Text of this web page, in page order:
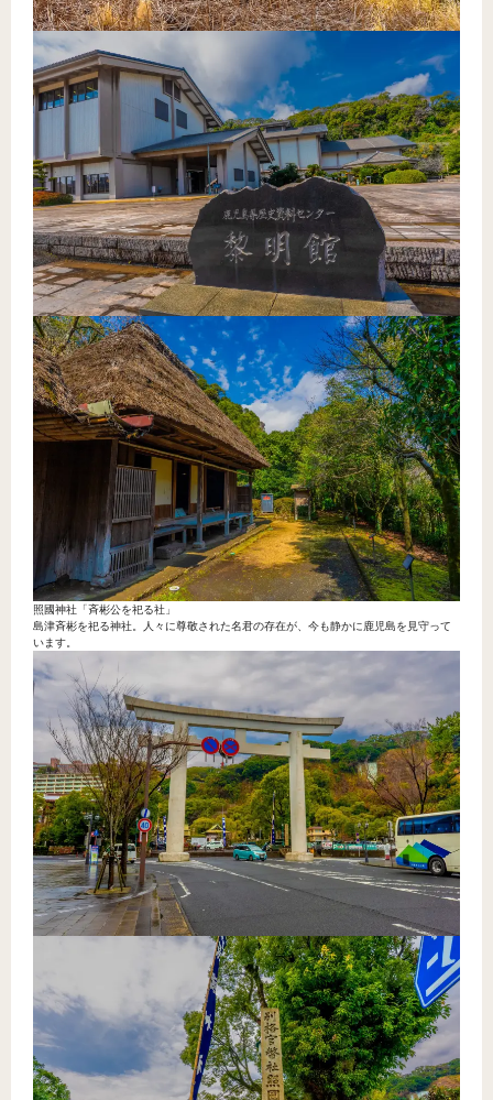
照國神社「斉彬公を祀る社」
島津斉彬を祀る神社。人々に尊敬された名君の存在が、今も静かに鹿児島を見守って
います。